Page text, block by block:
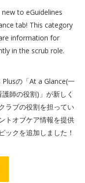
to eGuidelines
tab! This category
information for
in the scrub role.
の「At a Glance(一
師の役割)」が新しく
ラブの役割を担ってい
トオブケア情報を提供
ックを追加しました！